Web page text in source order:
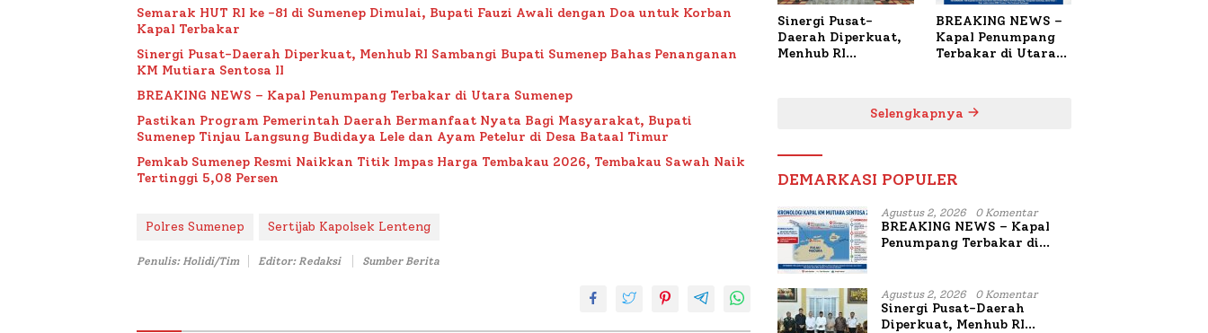
Semarak HUT RI ke -81 di Sumenep Dimulai, Bupati Fauzi Awali dengan Doa untuk Korban
Kapal Terbakar
Sinergi Pusat-Daerah Diperkuat, Menhub RI Sambangi Bupati Sumenep Bahas Penanganan
KM Mutiara Sentosa II
BREAKING NEWS – Kapal Penumpang Terbakar di Utara Sumenep
Pastikan Program Pemerintah Daerah Bermanfaat Nyata Bagi Masyarakat, Bupati
Sumenep Tinjau Langsung Budidaya Lele dan Ayam Petelur di Desa Bataal Timur
Pemkab Sumenep Resmi Naikkan Titik Impas Harga Tembakau 2026, Tembakau Sawah Naik
Tertinggi 5,08 Persen
Polres Sumenep Sertijab Kapolsek Lenteng
Penulis: Holidi/Tim Editor: Redaksi Sumber Berita
Sinergi Pusat-
Daerah Diperkuat,
Menhub RI
Mutiara Sentosa II
BREAKING NEWS –
Kapal Penumpang
Terbakar di Utara
Selengkapnya
DEMARKASI POPULER
Agustus 2, 2026 0 Komentar
BREAKING NEWS – Kapal
Penumpang Terbakar di
Agustus 2, 2026 0 Komentar
Sinergi Pusat-Daerah
Diperkuat, Menhub RI